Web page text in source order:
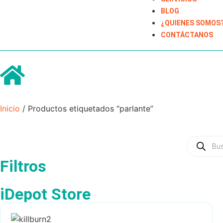
BLOG
¿QUIENES
CONTÁCTANOS
Inicio / Productos etiquetados “parlante”
Filtros
iDepot Store